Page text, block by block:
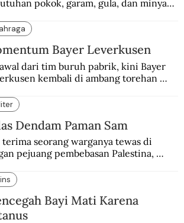
pokok, garam, gula, dan minyak
Hari Ibu.
Bayer Leverkusen
dari tim buruh pabrik, kini Bayer
kembali di ambang torehan
Dendam Paman Sam
terima seorang warganya tewas di
pejuang pembebasan Palestina,
Bayi Mati Karena